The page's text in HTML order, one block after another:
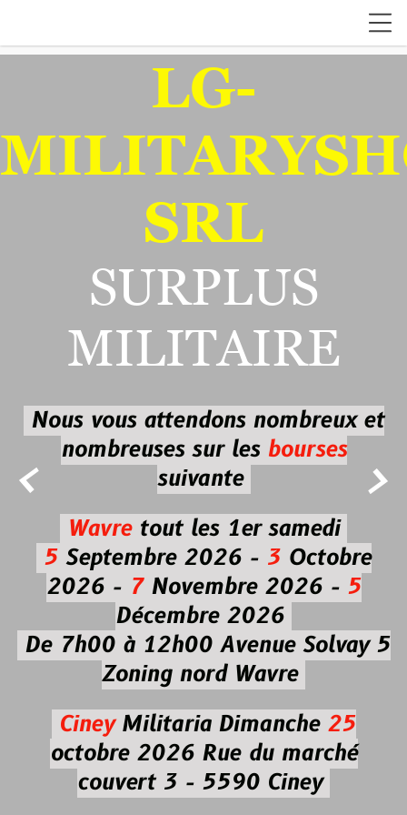
 
LG-
SRL
SURPLUS
MILITAIRE
Nous vous attendons nombreux et
nombreuses sur les bourses
suivante
Wavretout les 1er samedi
5Septembre 2026 - 3Octobre
2026 -7Novembre 2026 - 5
Décembre 2026
De 7h00 à 12h00 Avenue Solvay 5
Zoning nord Wavre
CineyMilitaria Dimanche 25
octobre 2026Rue du marché
couvert 3 - 5590 Ciney